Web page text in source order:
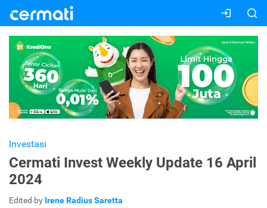
Investasi
Cermati Invest Weekly Update 16 April
2024
Edited by Irene Radius Saretta